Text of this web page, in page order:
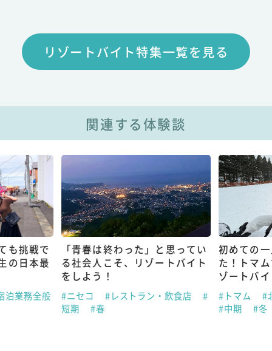
リゾートバイト特集一覧を見る
関連する体験談
も挑戦で
の日本最
泊業務全般
「青春は終わった」と思ってい
る社会人こそ、リゾートバイト
をしよう！
#ニセコ #レストラン・飲食店
#
短期
#春
初めての
た！トマ
ゾートバ
#トマム
#
#中期
#冬